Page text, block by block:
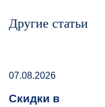
Другие статьи
07.08.2026
Скидки в